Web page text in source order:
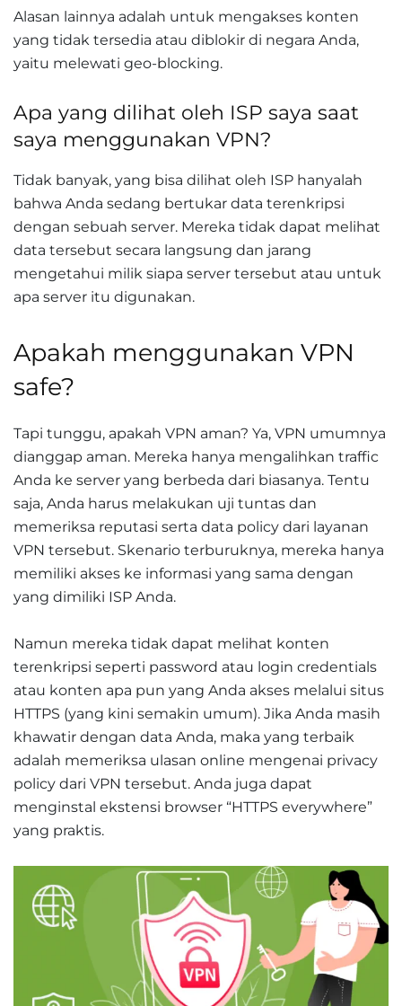
Alasan lainnya adalah untuk mengakses konten
yang tidak tersedia atau diblokir di negara Anda,
yaitu melewati geo-blocking.
Apa yang dilihat oleh ISP saya saat
saya menggunakan VPN?
Tidak banyak, yang bisa dilihat oleh ISP hanyalah
bahwa Anda sedang bertukar data terenkripsi
dengan sebuah server. Mereka tidak dapat melihat
data tersebut secara langsung dan jarang
mengetahui milik siapa server tersebut atau untuk
apa server itu digunakan.
Apakah menggunakan VPN
safe?
Tapi tunggu, apakah VPN aman? Ya, VPN umumnya
dianggap aman. Mereka hanya mengalihkan traffic
Anda ke server yang berbeda dari biasanya. Tentu
saja, Anda harus melakukan uji tuntas dan
memeriksa reputasi serta data policy dari layanan
VPN tersebut. Skenario terburuknya, mereka hanya
memiliki akses ke informasi yang sama dengan
yang dimiliki ISP Anda.
Namun mereka tidak dapat melihat konten
terenkripsi seperti password atau login credentials
atau konten apa pun yang Anda akses melalui situs
HTTPS (yang kini semakin umum). Jika Anda masih
khawatir dengan data Anda, maka yang terbaik
adalah memeriksa ulasan online mengenai privacy
policy dari VPN tersebut. Anda juga dapat
menginstal ekstensi browser “HTTPS everywhere”
yang praktis.